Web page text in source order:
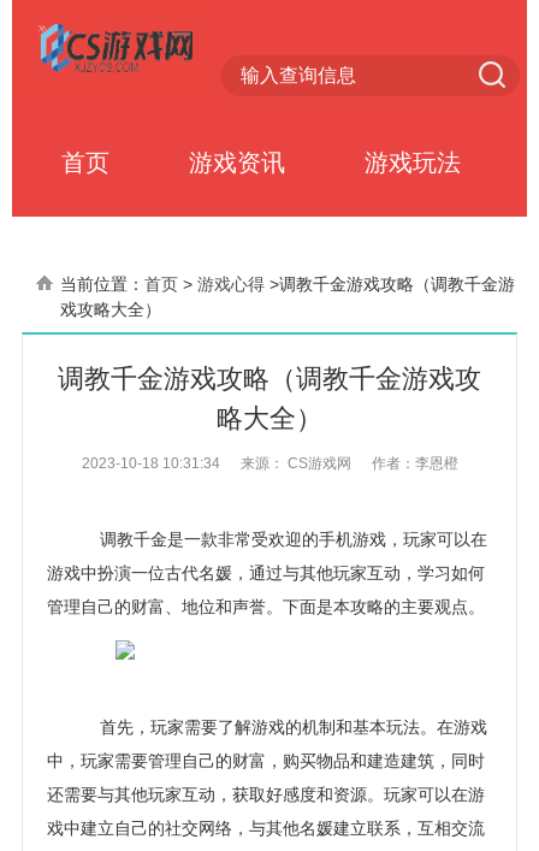
首页 游戏资讯 游戏玩法
当前位置： 首页 > 游戏心得 >调教千金游戏攻略（调教千金游
戏攻略大全）
调教千金游戏攻略（调教千金游戏攻
略大全）
2023-10-18 10:31:34 来源： CS游戏网 作者：李恩橙
调教千金是一款非常受欢迎的手机游戏，玩家可以在
游戏中扮演一位古代名媛，通过与其他玩家互动，学习如何
管理自己的财富、地位和声誉。下面是本攻略的主要观点。
首先，玩家需要了解游戏的机制和基本玩法。在游戏
中，玩家需要管理自己的财富，购买物品和建造建筑，同时
还需要与其他玩家互动，获取好感度和资源。玩家可以在游
戏中建立自己的社交网络，与其他名媛建立联系，互相交流